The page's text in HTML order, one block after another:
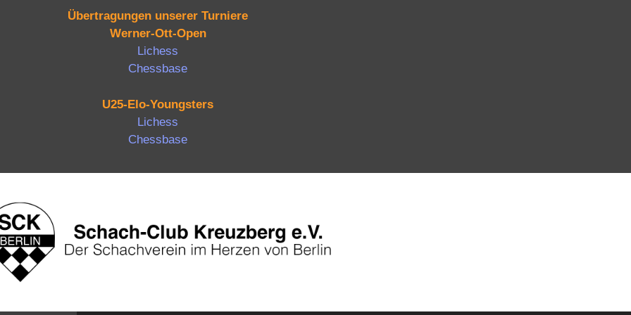
Übertragungen unserer Turniere
Werner-Ott-Open
Lichess
Chessbase
U25-Elo-Youngsters
Lichess
Chessbase